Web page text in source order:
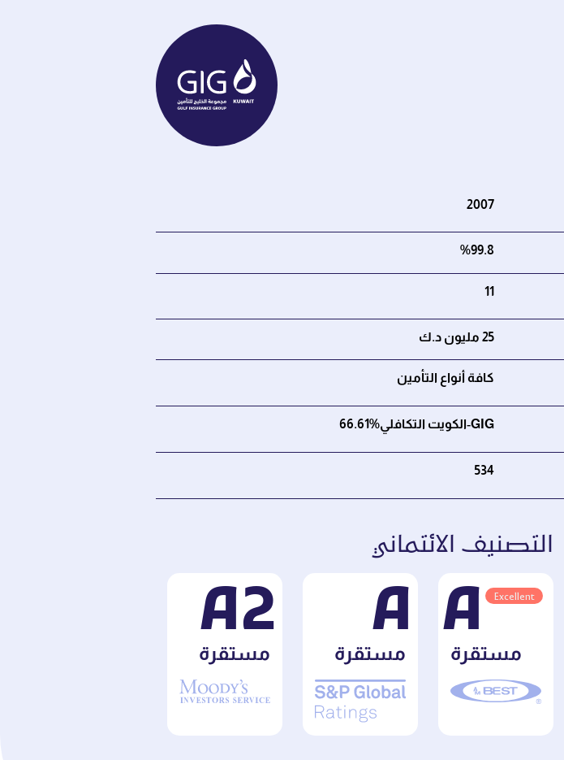
2007
%99.8
11
25 مليون د.ك
كافة أنواع التأمين
GIG‑الكويت التكافلي%66.61
534
التصنيف الائتماني
A Excellent
مستقرة
A
مستقرة
A 2
مستقرة